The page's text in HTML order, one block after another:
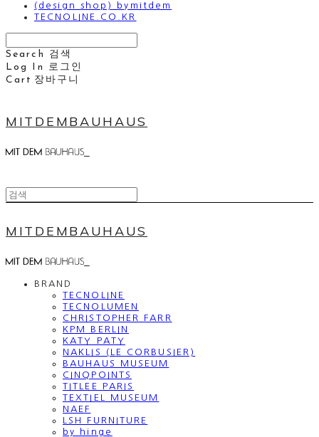
(design shop) bymitdem
TECNOLINE.CO.KR
Search
검색
Log In
로그인
Cart 장바구니
MITDEMBAUHAUS
MITDEMBAUHAUS
BRAND
TECNOLINE
TECNOLUMEN
CHRISTOPHER FARR
KPM BERLIN
KATY PATY
NAKLIS (LE CORBUSIER)
BAUHAUS MUSEUM
CINQPOINTS
TITLEE PARIS
TEXTIEL MUSEUM
NAEF
LSH FURNITURE
by hinge